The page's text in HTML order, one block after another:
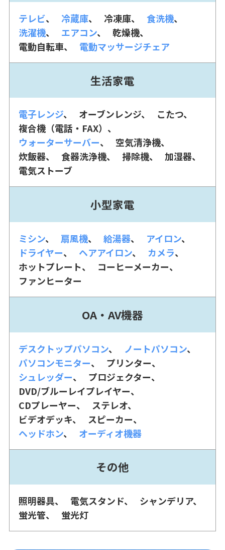
テレビ 冷蔵庫 冷凍庫
食洗機
洗濯機
エアコン
乾燥機
電動自転車
電動マッサージチェア
生活家電
電子レンジ オーブンレンジ
こたつ
複合機（電話・FAX）
ウォーターサーバー
空気清浄機
炊飯器
食器洗浄機 掃除機
加湿器
電気ストーブ
小型家電
ミシン 扇風機 給湯器
アイロン
ドライヤー
ヘアアイロン
カメラ
ホットプレート
コーヒーメーカー
ファンヒーター
OA・AV機器
デスクトップパソコン
ノートパソコン
パソコンモニター
プリンター
シュレッダー
プロジェクター
DVD/ブルーレイプレイヤー
CDプレーヤー
ステレオ
ビデオデッキ
スピーカー
ヘッドホン
オーディオ機器
その他
照明器具 電気スタンド
シャンデリア
蛍光管
蛍光灯